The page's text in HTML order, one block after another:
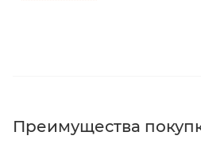
Преимущества